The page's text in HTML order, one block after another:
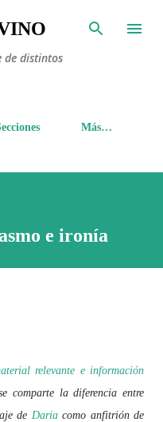
de distintos
Más…
e ironía
relevante e información
comparte la diferencia entre
de Dariacomo anfitrión de